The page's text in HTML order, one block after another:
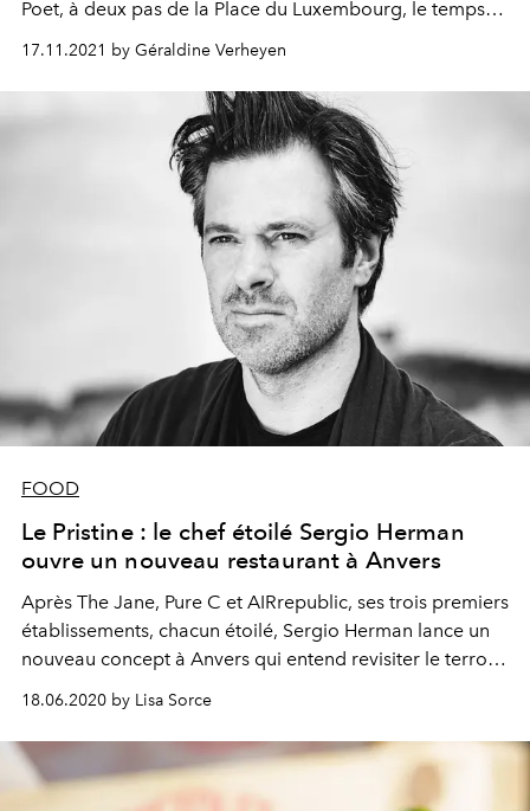
Poet, à deux pas de la Place du Luxembourg, le temps
de 5 soirées-événement placées sous le signe de
l’excellence.
17.11.2021 by Géraldine Verheyen
FOOD
Le Pristine : le chef étoilé Sergio Herman
ouvre un nouveau restaurant à Anvers
Après The Jane, Pure C et AIRrepublic, ses trois premiers
établissements, chacun étoilé, Sergio Herman lance un
nouveau concept à Anvers qui entend revisiter le terroir
de Zélande à la sauce italienne, baptisé "Le Pristine".
Nouvelle étoile en vue ?
18.06.2020 by Lisa Sorce